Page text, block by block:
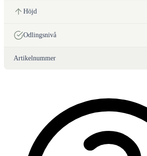
Höjd
Odlingsnivå
Artikelnummer